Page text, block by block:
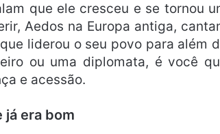
que ele cresceu e se tornou
Aedos na Europa antiga,
liderou o seu povo para além
ou uma diplomata, é você
e acessão.
já era bom